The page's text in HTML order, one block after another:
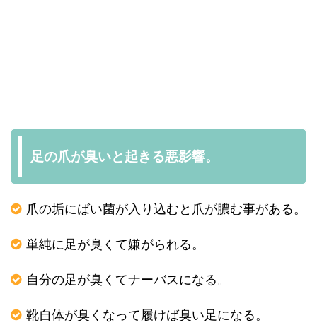
足の爪が臭いと起きる悪影響。
爪の垢にばい菌が入り込むと爪が膿む事がある。
単純に足が臭くて嫌がられる。
自分の足が臭くてナーバスになる。
靴自体が臭くなって履けば臭い足になる。